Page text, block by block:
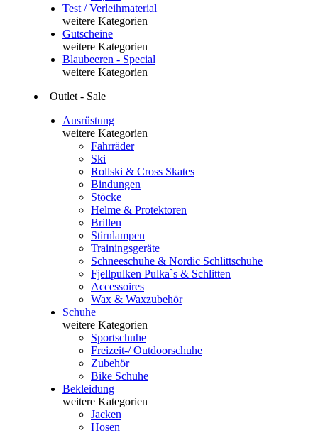
Test / Verleihmaterial
weitere Kategorien
Gutscheine
weitere Kategorien
Blaubeeren - Special
weitere Kategorien
Outlet - Sale
Ausrüstung
weitere Kategorien
Fahrräder
Ski
Rollski & Cross Skates
Bindungen
Stöcke
Helme & Protektoren
Brillen
Stirnlampen
Trainingsgeräte
Schneeschuhe & Nordic Schlittschuhe
Fjellpulken Pulka`s & Schlitten
Accessoires
Wax & Waxzubehör
Schuhe
weitere Kategorien
Sportschuhe
Freizeit-/ Outdoorschuhe
Zubehör
Bike Schuhe
Bekleidung
weitere Kategorien
Jacken
Hosen